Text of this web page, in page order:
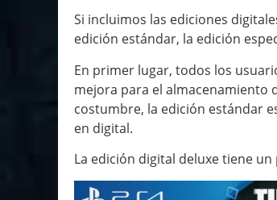
Si incluimos las ediciones
edición estándar, la edición
En primer lugar, todos los
mejora para el almacenamiento
costumbre, la edición estándar
en digital.
La edición digital deluxe tiene